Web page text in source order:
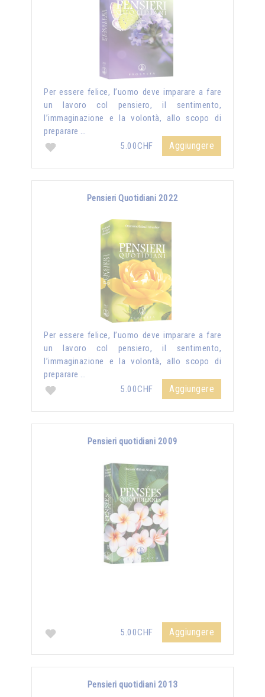
Per essere felice, l’uomo deve imparare a fare
un lavoro col pensiero, il sentimento,
l’immaginazione e la volontà, allo scopo di
preparare …
5.00CHF
Aggiungere
Pensieri Quotidiani 2022
Per essere felice, l’uomo deve imparare a fare
un lavoro col pensiero, il sentimento,
l’immaginazione e la volontà, allo scopo di
preparare …
5.00CHF
Aggiungere
Pensieri quotidiani 2009
5.00CHF Aggiungere
Pensieri quotidiani 2013